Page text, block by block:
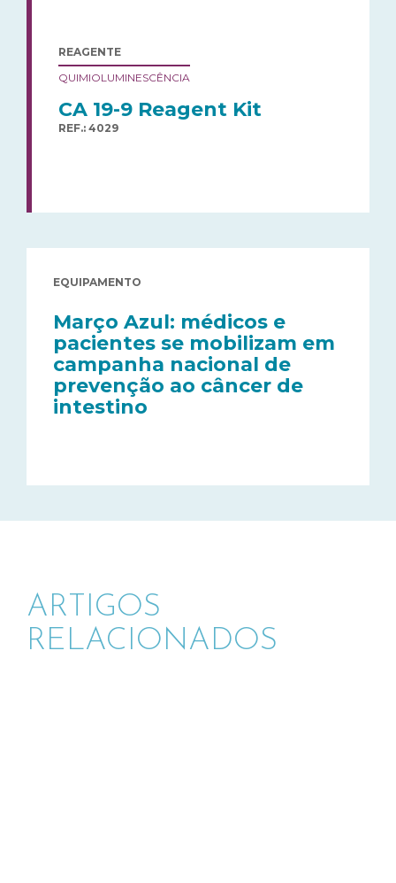
REAGENTE
QUIMIOLUMINESCÊNCIA
CA 19-9 Reagent Kit
REF.: 4029
EQUIPAMENTO
Março Azul: médicos e
pacientes se mobilizam em
campanha nacional de
prevenção ao câncer de
intestino
ARTIGOS
RELACIONADOS